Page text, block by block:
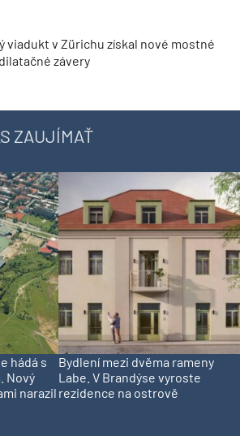
viadukt v Zürichu získal nové mostné
závery
ZAUJÍMAŤ
hádá s
Nový
narazil
Bydlení mezi dvěma rameny
Labe. V Brandýse vyroste
rezidence na ostrově